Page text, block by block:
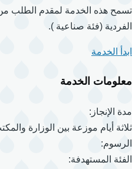
تسمح هذه الخدمة لمقدم الطلب
الفردية (فئة صناعية ).
ابدأ الخدمة
معلومات الخدمة
مدة الإنجاز:
ثلاثة أيام موزعة بين الوزارة
الرسوم:
الفئة المستهدفة: